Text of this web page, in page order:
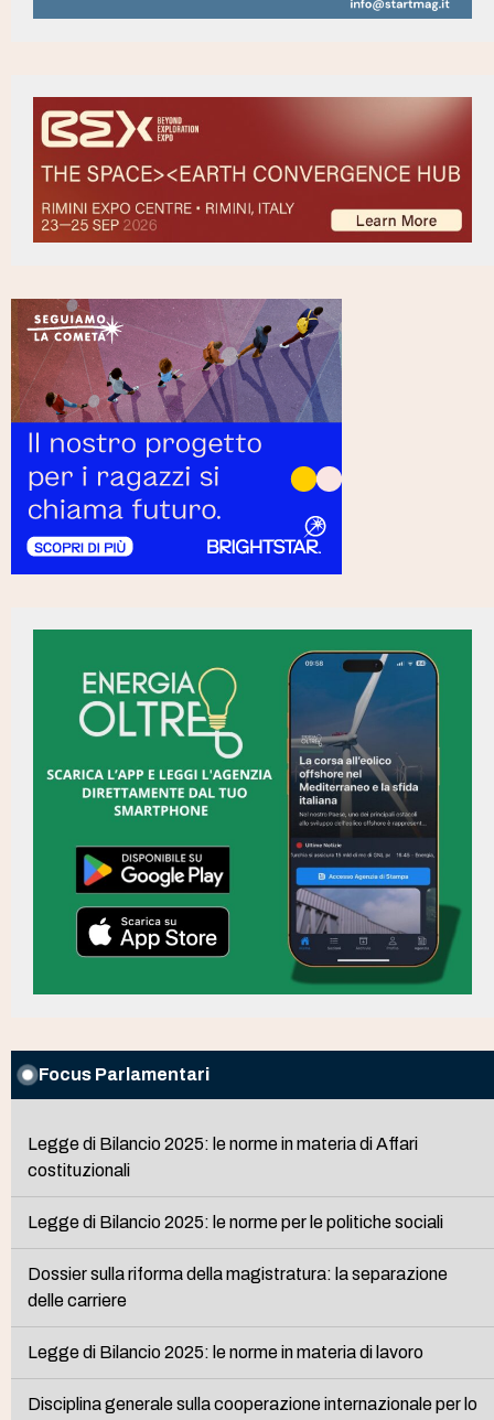
Focus Parlamentari
Legge di Bilancio 2025: le norme in materia di Affari
costituzionali
Legge di Bilancio 2025: le norme per le politiche sociali
Dossier sulla riforma della magistratura: la separazione
delle carriere
Legge di Bilancio 2025: le norme in materia di lavoro
Disciplina generale sulla cooperazione internazionale per lo